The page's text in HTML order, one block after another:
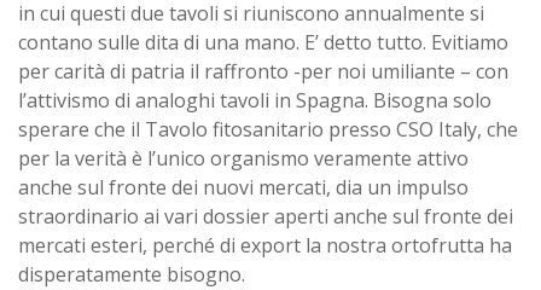
in cui questi due tavoli si riuniscono annualmente si
contano sulle dita di una mano. E’ detto tutto. Evitiamo
per carità di patria il raffronto -per noi umiliante – con
l’attivismo di analoghi tavoli in Spagna. Bisogna solo
sperare che il Tavolo fitosanitario presso CSO Italy, che
per la verità è l’unico organismo veramente attivo
anche sul fronte dei nuovi mercati, dia un impulso
straordinario ai vari dossier aperti anche sul fronte dei
mercati esteri, perché di export la nostra ortofrutta ha
disperatamente bisogno.